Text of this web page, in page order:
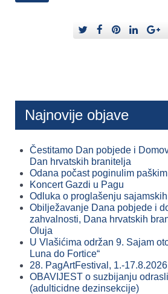
Najnovije objave
Čestitamo Dan pobjede i
Dan hrvatskih branitelja
Odana počast poginulim
Koncert Gazdi u Pagu
Odluka o proglašenju
Obilježavanje Dana pobjede i
zahvalnosti, Dana hrvatskih
Oluja
U Vlašićima održan 9. Sajam
Luna do Fortice“
28. PagArtFestival, 1.-
OBAVIJEST o suzbijanju
(adulticidne dezinsekcije)